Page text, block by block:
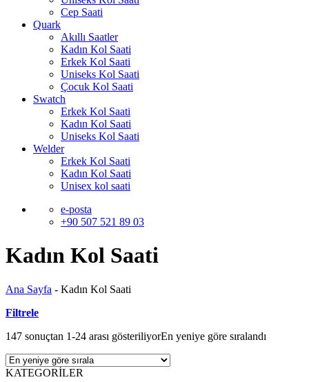
Cep Saati
Quark
Akıllı Saatler
Kadın Kol Saati
Erkek Kol Saati
Uniseks Kol Saati
Çocuk Kol Saati
Swatch
Erkek Kol Saati
Kadın Kol Saati
Uniseks Kol Saati
Welder
Erkek Kol Saati
Kadın Kol Saati
Unisex kol saati
e-posta
+90 507 521 89 03
Kadın Kol Saati
Ana Sayfa - Kadın Kol Saati
Filtrele
147 sonuçtan 1-24 arası gösteriliyorEn yeniye göre sıralandı
KATEGORİLER